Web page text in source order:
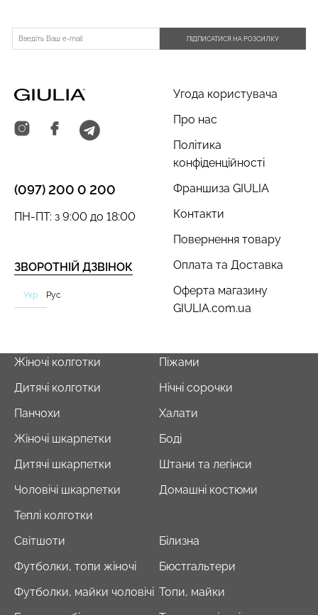
ПІДПИСАТИСЯ НА РОЗСИЛКУ
Угода користувача
Про нас
Політика
конфіденційності
Франшиза GIULIA
Контакти
Повернення товару
Оплата та Доставка
Оферта магазину
GIULIA.com.ua
(097) 200 0 200
ЗВОРОТНІЙ ДЗВІНОК
ПН-ПТ: з 9:00 до 18:00
Укр Рус
Жіночі колготки
Дитячі колготки
Панчохи
Жіночі шкарпетки
Дитячі шкарпетки
Чоловічі шкарпетки
Теплі колготки
Піжами
Нічні сорочки
Халати
Боді
Штани та легінси
Домашні костюми
Світшоти
Футболки, топи жіночі
Футболки, майки чоловічі
Білизна
Бюстгальтери
Топи, майки